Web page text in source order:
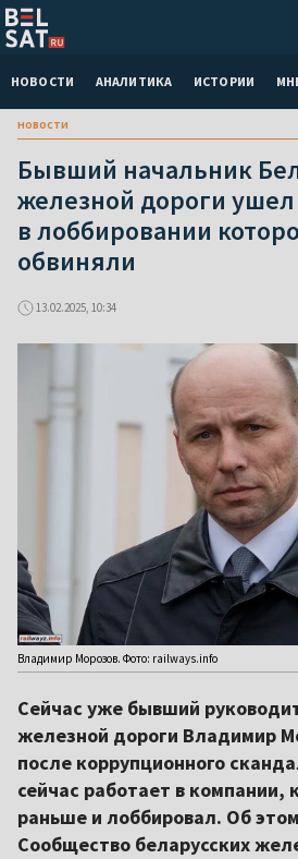
НОВОСТИ АНАЛИТИКА ИСТОРИИ
новости
Бывший начальник
железной дороги
в лоббировании
обвиняли
13.02.2025, 10:34
Владимир Морозов. Фото: railways.info
Сейчас уже бывший
железной дороги Владимир
после коррупционного
сейчас работает в компании,
раньше и лоббировал. Об
Сообщество беларусских